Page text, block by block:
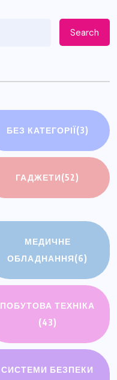
Search
БЕЗ КАТЕГОРІЇ(3)
ГАДЖЕТИ(52)
МЕДИЧНЕ
ОБЛАДНАННЯ(6)
ПОБУТОВА ТЕХНІКА
(43)
СИСТЕМИ БЕЗПЕКИ